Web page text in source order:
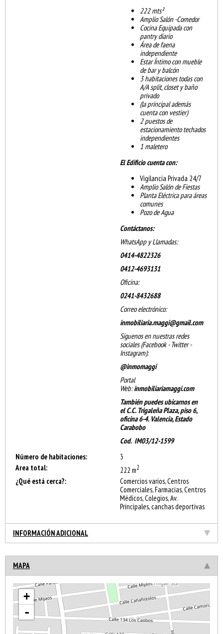
222 mts²
Amplio Salón -Comedor
Cocina Equipada con
pantry diario
Área de faena
independiente
Estar Íntimo con mueble
de bar y balcón
3 habitaciones todas con
A/A split, closet y baño
privado
(la principal además
cuenta con vestier)
2 puestos de
estacionamiento techados
independientes
1 maletero
El Edificio cuenta con:
Vigilancia Privada 24/7
Amplio Salón de Fiestas
Planta Eléctrica para áreas
comunes
Pozo de Agua
Contáctanos:
WhatsApp y Llamadas:
0414-4822326
0412-4693131
Oficina:
0241-8432688
Correo electrónico:
inmobiliaria.maggi@gmail.com
Síguenos en nuestras redes
sociales (Facebook - Twitter -
Instagram):
@inmomaggi
Portal
Web:inmobiliariamaggi.com
También puedes ubicarnos en
el C.C. Trigaleña Plaza, piso 6,
oficina 6-4. Valencia, Estado
Carabobo
Cod. IM03/12-1599
Número de habitaciones:
3
Area total:
222 m2
¿Qué está cerca?:
Comercios varios, Centros
Comerciales, Farmacias, Centros
Médicos, Colegios, Av.
Principales, canchas deportivas
INFORMACIÓN ADICIONAL
MAPA
+
-